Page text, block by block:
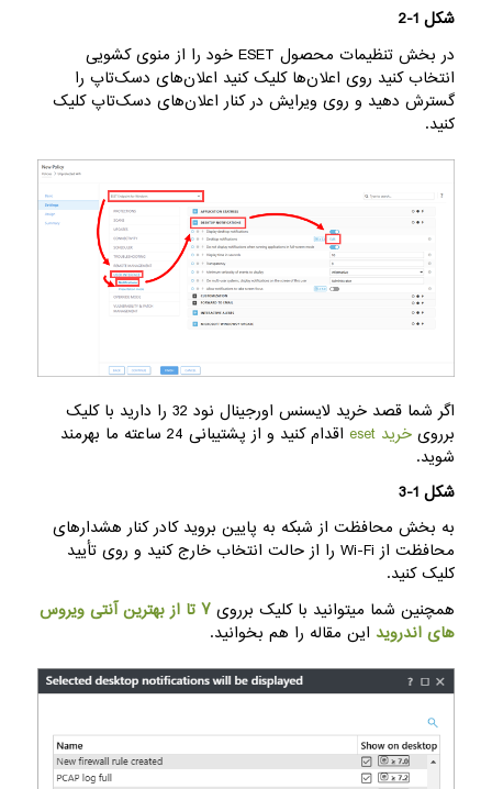
شکل 1-2
در بخش تنظیمات محصول ESET خود را از منوی کشویی
انتخاب کنید روی اعلان‌ها کلیک کنید اعلان‌های دسک‌تاپ را
گسترش دهید و روی ویرایش در کنار اعلان‌های دسک‌تاپ کلیک
کنید.
اگر شما قصد خرید لایسنس اورجینال نود 32 را دارید با کلیک
برروی خرید eset
اقدام کنید و از پشتیبانی 24 ساعته ما بهرمند
شوید.
شکل 1-3
به بخش محافظت از شبکه به پایین بروید کادر کنار هشدارهای
محافظت از Wi-Fi را از حالت انتخاب خارج کنید و روی تأیید
کلیک کنید.
همچنین شما میتوانید با کلیک برروی ۷ تا از بهترین آنتی ویروس
های اندروید این مقاله را هم بخوانید.